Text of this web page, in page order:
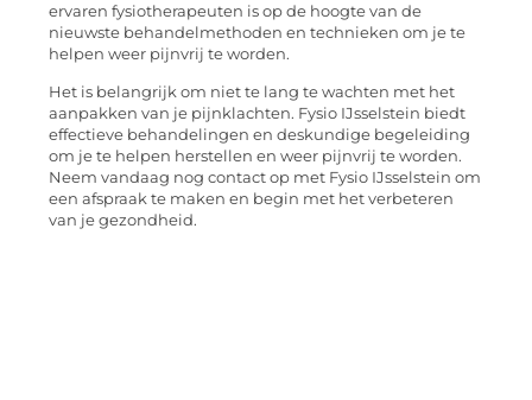
ervaren fysiotherapeuten is op de hoogte van de
nieuwste behandelmethoden en technieken om je te
helpen weer pijnvrij te worden.
Het is belangrijk om niet te lang te wachten met het
aanpakken van je pijnklachten. Fysio IJsselstein biedt
effectieve behandelingen en deskundige begeleiding
om je te helpen herstellen en weer pijnvrij te worden.
Neem vandaag nog contact op met Fysio IJsselstein om
een afspraak te maken en begin met het verbeteren
van je gezondheid.